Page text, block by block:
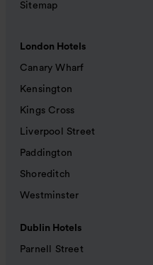
Sitemap
London Hotels
Canary Wharf
Kensington
Kings Cross
Liverpool Street
Paddington
Shoreditch
Westminster
Dublin Hotels
Parnell Street